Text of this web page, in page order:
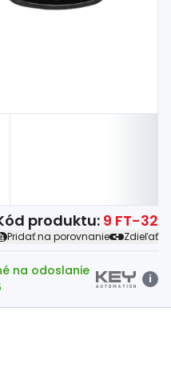
produktu:9 FT-32
Pridať na porovnanie Zdieľať
na odoslanie
i